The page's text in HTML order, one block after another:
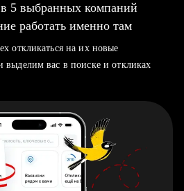
5 выбранных компаний
работать именно там
откликаться на их новые
выделим вас в поиске и откликах